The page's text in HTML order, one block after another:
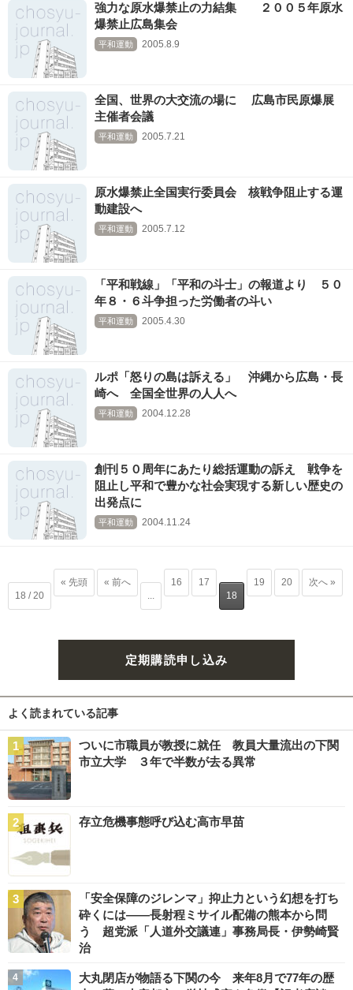
強力な原水爆禁止の力結集 ２００５年原水
爆禁止広島集会
平和運動 2005.8.9
全国、世界の大交流の場に 広島市民原爆展
主催者会議
平和運動 2005.7.21
原水爆禁止全国実行委員会 核戦争阻止する運
動建設へ
平和運動 2005.7.12
「平和戦線」「平和の斗士」の報道より ５０
年８・６斗争担った労働者の斗い
平和運動 2005.4.30
ルポ「怒りの島は訴える」 沖縄から広島・長
崎へ 全国全世界の人人へ
平和運動 2004.12.28
創刊５０周年にあたり総括運動の訴え 戦争を
阻止し平和で豊かな社会実現する新しい歴史の
出発点に
平和運動 2004.11.24
18 / 20
« 先頭
« 前へ
...
16
17
18
19 20 次へ »
定期購読申し込み
よく読まれている記事
ついに市職員が教授に就任 教員大量流出の下関
市立大学 ３年で半数が去る異常
存立危機事態呼び込む高市早苗
「安全保障のジレンマ」抑止力という幻想を打ち
砕くには――長射程ミサイル配備の熊本から問
う 超党派「人道外交議連」事務局長・伊勢崎賢
治
大丸閉店が物語る下関の今 来年8月で77年の歴